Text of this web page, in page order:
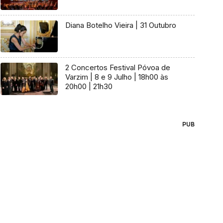
Diana Botelho Vieira | 31 Outubro
2 Concertos Festival Póvoa de
Varzim | 8 e 9 Julho | 18h00 às
20h00 | 21h30
PUB